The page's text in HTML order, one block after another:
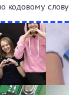
кодовому слову